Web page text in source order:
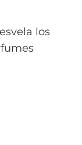
los